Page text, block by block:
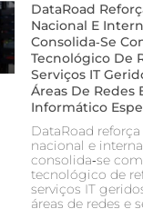
DataRoad
Nacional E
Consolida‑se
Tecnológico De
Serviços IT
Áreas De Redes
Informático
DataRoad
nacional e
consolida‑se
tecnológico de
serviços IT
áreas de redes e